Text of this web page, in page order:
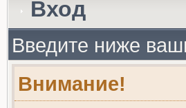
Вход
Введите ниже
Внимание!